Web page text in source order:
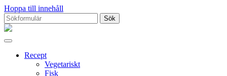
Hoppa till innehåll
Sök
efter:Proppmätt
Recept
Vegetariskt
Fisk